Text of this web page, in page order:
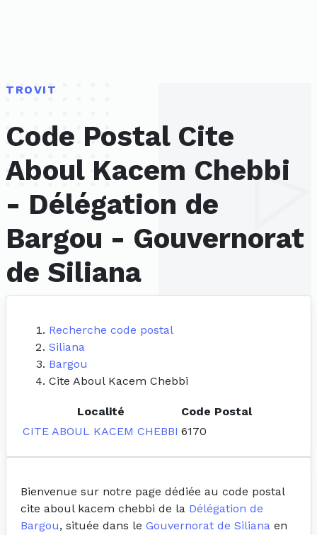
TROVIT
Code Postal Cite
Aboul Kacem Chebbi
- Délégation de
Bargou - Gouvernorat
de Siliana
Recherche code postal
Siliana
Bargou
Cite Aboul Kacem Chebbi
Localité
Code Postal
CITE ABOUL KACEM CHEBBI 6170
Bienvenue sur notre page dédiée au code postal
cite aboul kacem chebbi de la Délégation de
Bargou, située dans le Gouvernorat de Siliana en